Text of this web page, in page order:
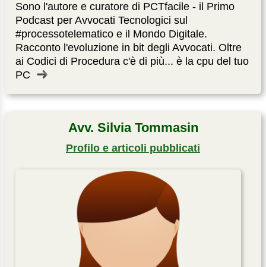
Sono l'autore e curatore di PCTfacile - il Primo
Podcast per Avvocati Tecnologici sul
#processotelematico e il Mondo Digitale.
Racconto l'evoluzione in bit degli Avvocati. Oltre
ai Codici di Procedura c'è di più... è la cpu del tuo
PC
Avv. Silvia Tommasin
Profilo e articoli pubblicati